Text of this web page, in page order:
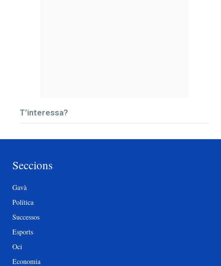
T’interessa?
Seccions
Gavà
Política
Successos
Esports
Oci
Economia